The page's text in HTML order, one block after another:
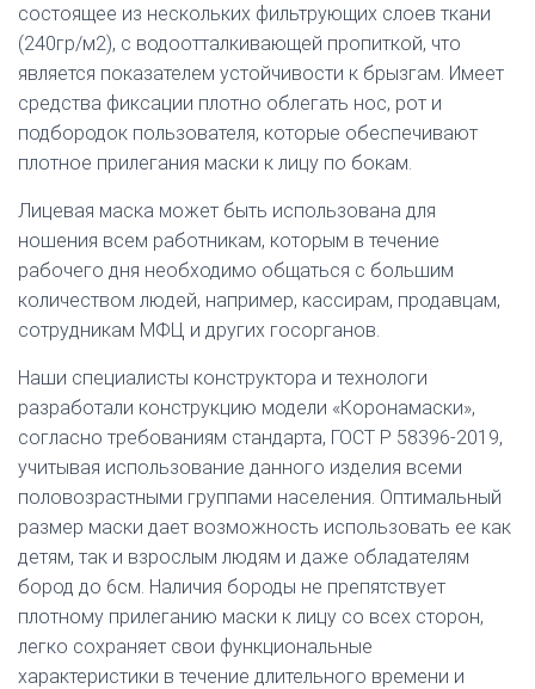
состоящее из нескольких фильтрующих слоев ткани
(240гр/м2), с водоотталкивающей пропиткой, что
является показателем устойчивости к брызгам. Имеет
средства фиксации плотно облегать нос, рот и
подбородок пользователя, которые обеспечивают
плотное прилегания маски к лицу по бокам.
Лицевая маска может быть использована для
ношения всем работникам, которым в течение
рабочего дня необходимо общаться с большим
количеством людей, например, кассирам, продавцам,
сотрудникам МФЦ и других госорганов.
Наши специалисты конструктора и технологи
разработали конструкцию модели «Коронамаски»,
согласно требованиям стандарта, ГОСТ Р 58396-2019,
учитывая использование данного изделия всеми
половозрастными группами населения. Оптимальный
размер маски дает возможность использовать ее как
детям, так и взрослым людям и даже обладателям
бород до 6см. Наличия бороды не препятствует
плотному прилеганию маски к лицу со всех сторон,
легко сохраняет свои функциональные
характеристики в течение длительного времени и